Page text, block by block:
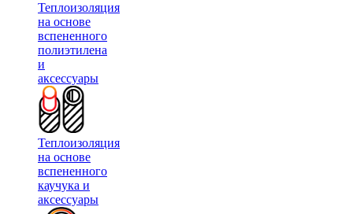
Теплоизоляция
на основе
вспененного
полиэтилена
и
аксессуары
Теплоизоляция
на основе
вспененного
каучука и
аксессуары